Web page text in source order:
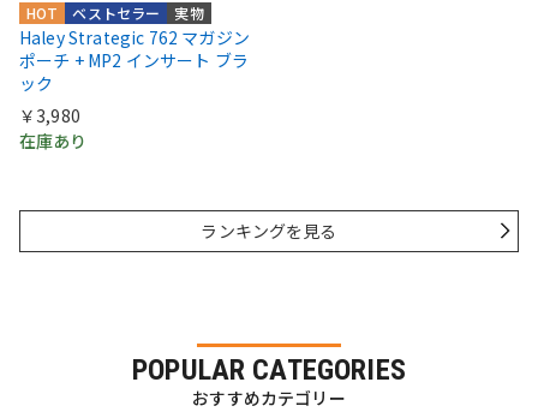
実物
ベストセラー
HOT
Haley Strategic 762 マガジン
ポーチ + MP2 インサート ブラ
ック
￥3,980
在庫あり
ランキングを見る
POPULAR CATEGORIES
おすすめカテゴリー